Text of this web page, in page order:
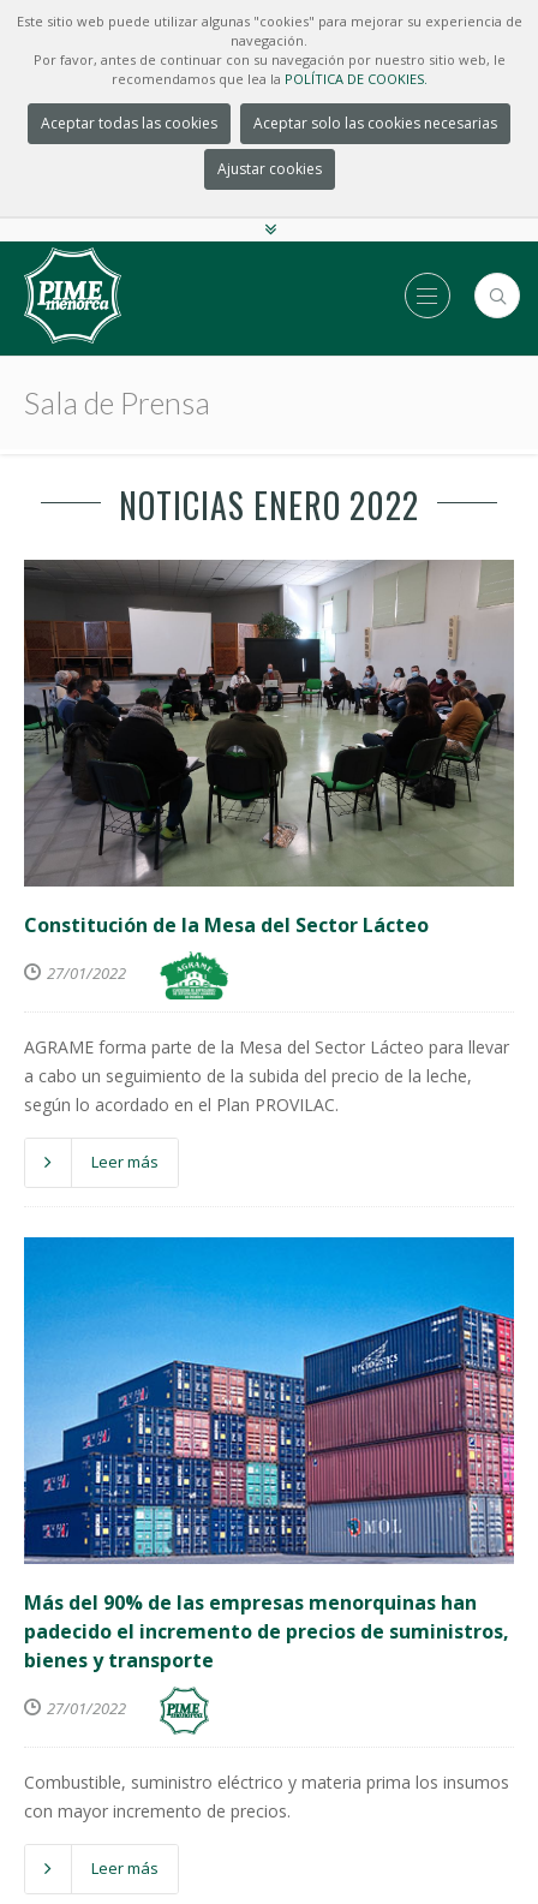
Este sitio web puede utilizar algunas "cookies" para mejorar su experiencia de
navegación.
Por favor, antes de continuar con su navegación por nuestro sitio web, le
recomendamos que lea la POLÍTICA DE COOKIES.
Aceptar todas las cookies Aceptar solo las cookies necesarias
Ajustar cookies
Sala de Prensa
NOTICIAS ENERO 2022
Constitución de la Mesa del Sector Lácteo
27/01/2022
AGRAME forma parte de la Mesa del Sector Lácteo para llevar
a cabo un seguimiento de la subida del precio de la leche,
según lo acordado en el Plan PROVILAC.
Leer más
Más del 90% de las empresas menorquinas han
padecido el incremento de precios de suministros,
bienes y transporte
27/01/2022
Combustible, suministro eléctrico y materia prima los insumos
con mayor incremento de precios.
Leer más